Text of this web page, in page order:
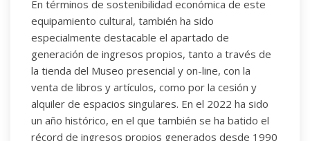
En términos de sostenibilidad económica de este
equipamiento cultural, también ha sido
especialmente destacable el apartado de
generación de ingresos propios, tanto a través de
la tienda del Museo presencial y on-line, con la
venta de libros y artículos, como por la cesión y
alquiler de espacios singulares. En el 2022 ha sido
un año histórico, en el que también se ha batido el
récord de ingresos propios generados desde 1990